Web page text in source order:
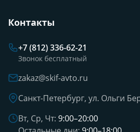
Контакты
+7 (812) 336-62-21
Звонок бесплатный
zakaz@skif-avto.ru
Санкт-Петербург, ул. Ольги
Вт, Ср, Чт: 9:00–20:00